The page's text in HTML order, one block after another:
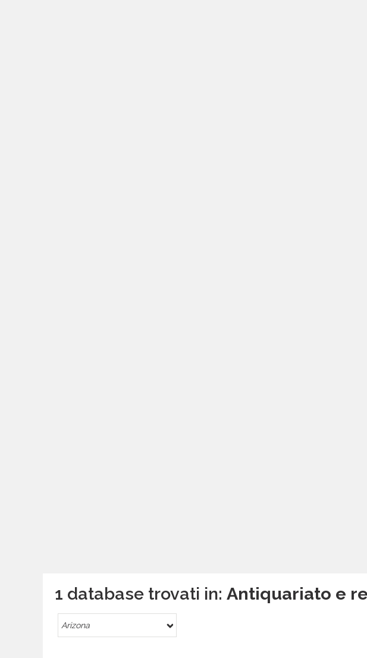
1 database trovati in: Antiquariato e
Arizona